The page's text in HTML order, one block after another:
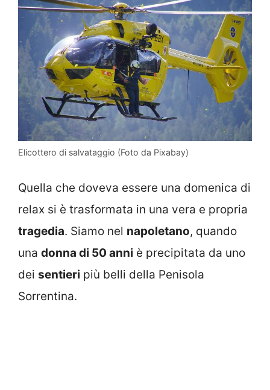
Elicottero di salvataggio (Foto da Pixabay)
Quella che doveva essere una domenica di
relax si è trasformata in una vera e propria
tragedia. Siamo nel napoletano, quando
una donna di 50 anni è precipitata da uno
dei sentieri più belli della Penisola
Sorrentina.